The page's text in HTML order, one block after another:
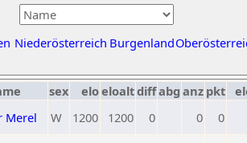
Niederösterreich Burgenland
sex eloeloaltdiffabg anz pkt
Merel W 1200 1200 0 0 0